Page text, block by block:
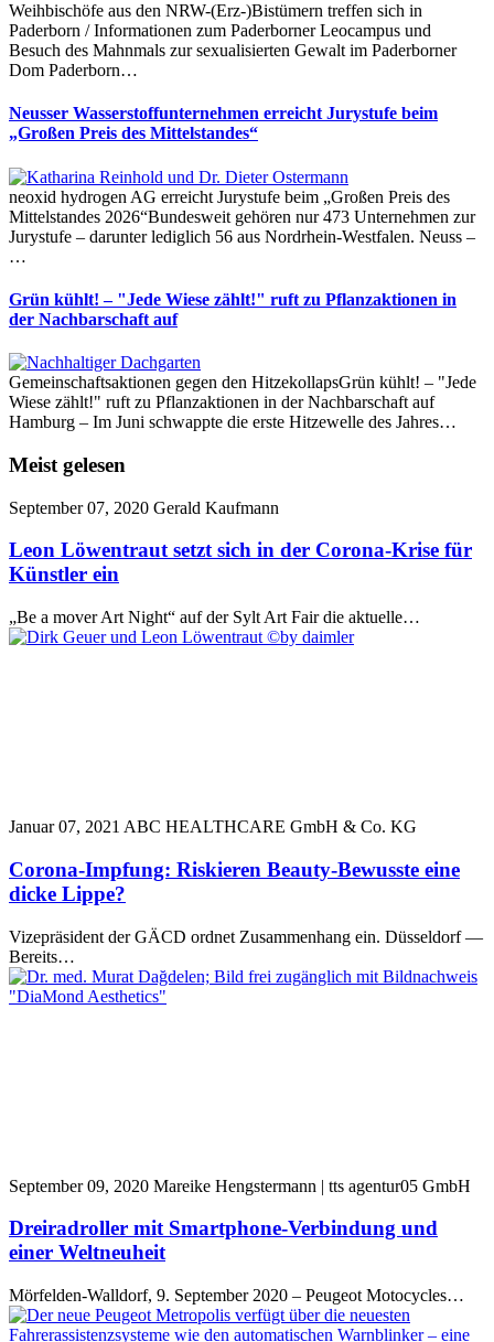
Weihbischöfe aus den NRW-(Erz-)Bistümern treffen sich in
Paderborn / Informationen zum Paderborner Leocampus und
Besuch des Mahnmals zur sexualisierten Gewalt im Paderborner
Dom Paderborn…
Neusser Wasserstoffunternehmen erreicht Jurystufe beim
„Großen Preis des Mittelstandes“
neoxid hydrogen AG erreicht Jurystufe beim „Großen Preis des
Mittelstandes 2026“Bundesweit gehören nur 473 Unternehmen zur
Jurystufe – darunter lediglich 56 aus Nordrhein-Westfalen. Neuss –
…
Grün kühlt! – "Jede Wiese zählt!" ruft zu Pflanzaktionen in
der Nachbarschaft auf
Gemeinschaftsaktionen gegen den HitzekollapsGrün kühlt! – "Jede
Wiese zählt!" ruft zu Pflanzaktionen in der Nachbarschaft auf
Hamburg – Im Juni schwappte die erste Hitzewelle des Jahres…
Meist gelesen
September 07, 2020 Gerald Kaufmann
Leon Löwentraut setzt sich in der Corona-Krise für
Künstler ein
„Be a mover Art Night“ auf der Sylt Art Fair die aktuelle…
Januar 07, 2021 ABC HEALTHCARE GmbH & Co. KG
Corona-Impfung: Riskieren Beauty-Bewusste eine
dicke Lippe?
Vizepräsident der GÄCD ordnet Zusammenhang ein. Düsseldorf —
Bereits…
September 09, 2020 Mareike Hengstermann | tts agentur05 GmbH
Dreiradroller mit Smartphone-Verbindung und
einer Weltneuheit
Mörfelden-Walldorf, 9. September 2020 – Peugeot Motocycles…